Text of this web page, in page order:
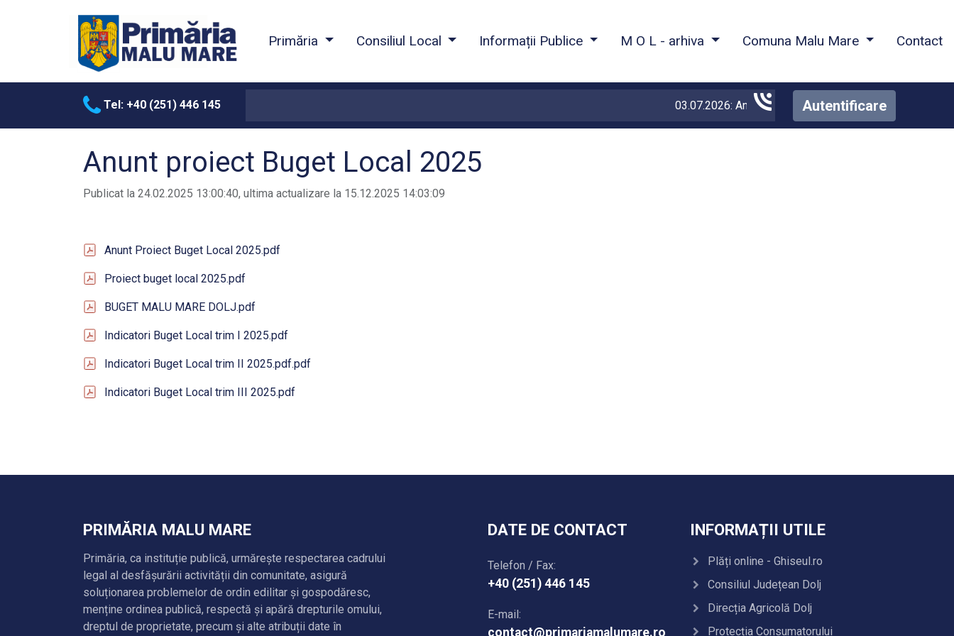
Primăria Consiliul Local Informații Publice M O L - arhiva Comuna Malu Mare Contact
Tel: +40 (251) 446 145 03.07.2026: Anunt mediu Gaze Vezi detalii
Autentificare
Anunt proiect Buget Local 2025
Publicat la 24.02.2025 13:00:40, ultima actualizare la 15.12.2025 14:03:09
Anunt Proiect Buget Local 2025.pdf
Proiect buget local 2025.pdf
BUGET MALU MARE DOLJ.pdf
Indicatori Buget Local trim I 2025.pdf
Indicatori Buget Local trim II 2025.pdf.pdf
Indicatori Buget Local trim III 2025.pdf
PRIMĂRIA MALU MARE
Primăria, ca instituție publică, urmărește respectarea cadrului
legal al desfășurării activității din comunitate, asigură
soluționarea problemelor de ordin edilitar și gospodăresc,
menține ordinea publică, respectă și apără drepturile omului,
dreptul de proprietate, precum și alte atribuții date în
DATE DE CONTACT
Telefon / Fax:
+40 (251) 446 145
E-mail:
contact@primariamalumare.ro
INFORMAȚII UTILE
Plăți online - Ghiseul.ro
Consiliul Județean Dolj
Direcția Agricolă Dolj
Protecția Consumatorului